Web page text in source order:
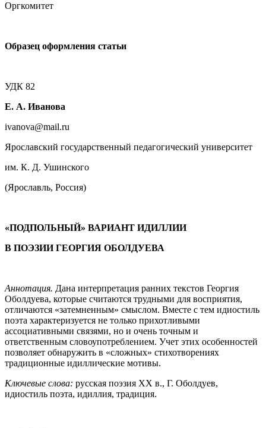
Оргкомитет
Образец оформления статьи
УДК 82
Е. А. Иванова
ivanova@mail.ru
Ярославский государственный педагогический университет
им. К. Д. Ушинского
(Ярославль, Россия)
«ПОДПОЛЬНЫЙ» ВАРИАНТ ИДИЛЛИИ
В ПОЭЗИИ ГЕОРГИЯ ОБОЛДУЕВА
Аннотация. Дана интерпретация ранних текстов Георгия
Оболдуева, которые считаются трудными для восприятия,
отличаются «затемненным» смыслом. Вместе с тем идиостиль
поэта характеризуется не только прихотливыми
ассоциативными связями, но и очень точным и
ответственным словоупотреблением. Учет этих особенностей
позволяет обнаружить в «сложных» стихотворениях
традиционные идиллические мотивы.
Ключевые слова: русская поэзия ХХ в., Г. Оболдуев,
идиостиль поэта, идиллия, традиция.